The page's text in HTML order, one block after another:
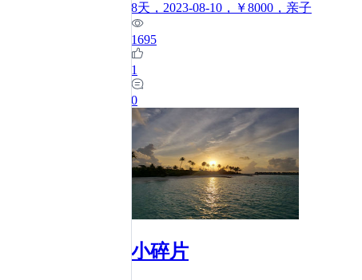
8天 ，2023-08-10 ，￥8000 ，亲子
1695
1
0
小碎片